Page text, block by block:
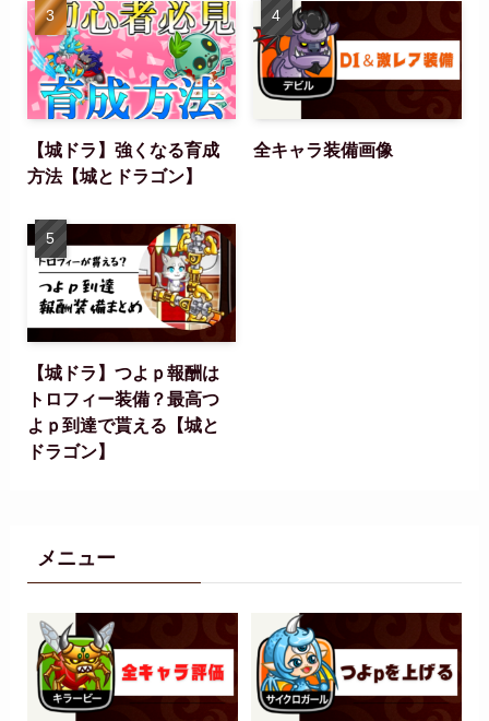
【城ドラ】強くなる育成
方法【城とドラゴン】
全キャラ装備画像
【城ドラ】つよｐ報酬は
トロフィー装備？最高つ
よｐ到達で貰える【城と
ドラゴン】
メニュー